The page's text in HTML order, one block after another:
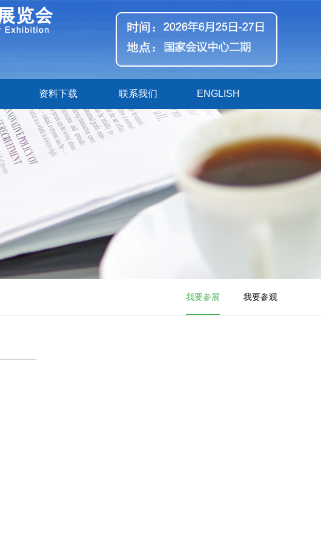
资料下载 联系我们 ENGLISH
我要参展 我要参观